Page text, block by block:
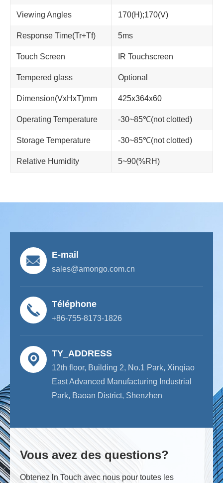
Viewing Angles 170(H);170(V)
Response Time(Tr+Tf) 5ms
Touch Screen IR Touchscreen
Tempered glass Optional
Dimension(VxHxT)mm 425x364x60
Operating Temperature -30~85℃(not clotted)
Storage Temperature -30~85℃(not clotted)
Relative Humidity 5~90(%RH)
E-mail
sales@amongo.com.cn
Téléphone
+86-755-8173-1826
TY_ADDRESS
12th floor, Building 2, No.1 Park, Xinqiao
East Advanced Manufacturing Industrial
Park, Baoan District, Shenzhen
Vous avez des questions?
Obtenez ln Touch avec nous pour toutes les